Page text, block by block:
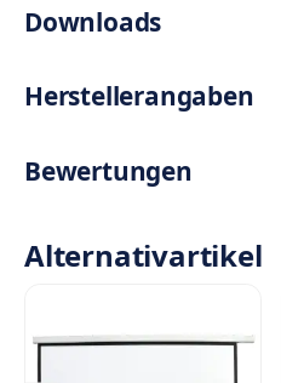
Downloads
Herstellerangaben
Bewertungen
Alternativartikel